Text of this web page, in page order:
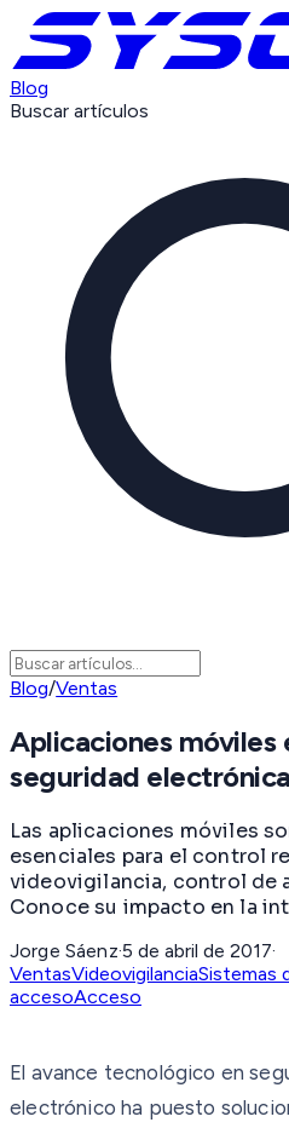
Blog
Buscar artículos
Blog/Ventas
Aplicaciones móviles
seguridad electrónica
Las aplicaciones móviles
esenciales para el control
videovigilancia, control de
Conoce su impacto en la
Jorge Sáenz·5 de abril de 2017·
VentasVideovigilanciaSistemas
accesoAcceso
El avance tecnológico en
electrónico ha puesto